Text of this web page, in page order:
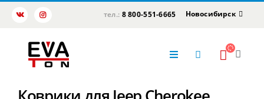
тел.: 8 800-551-6665 Новосибирск